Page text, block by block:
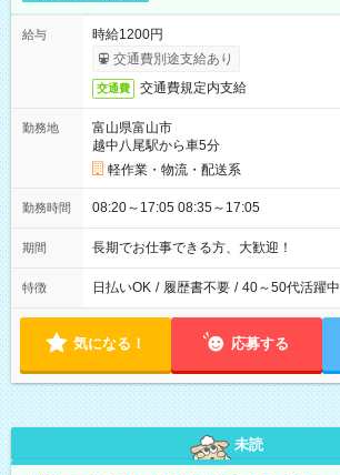
給与
時給1200円
交通費別途支給あり
交通費 交通費規定内支給
勤務地
富山県富山市
越中八尾駅から車5分
軽作業・物流・配送系
勤務時間 08:20～17:05 08:35～17:05
期間 長期でお仕事できる方、大歓迎！
特徴 日払いOK / 履歴書不要 / 40～50代活躍中
気になる！ 応募する
未読